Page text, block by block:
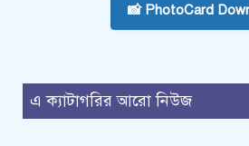
📸 PhotoCard
এ ক্যাটাগরির আরো নিউজ